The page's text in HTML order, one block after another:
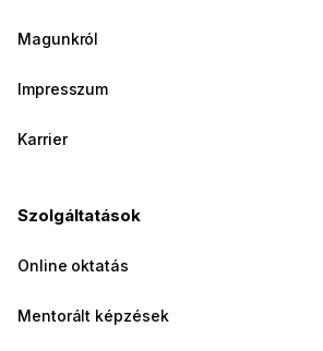
Magunkról
Impresszum
Karrier
Szolgáltatások
Online oktatás
Mentorált képzések